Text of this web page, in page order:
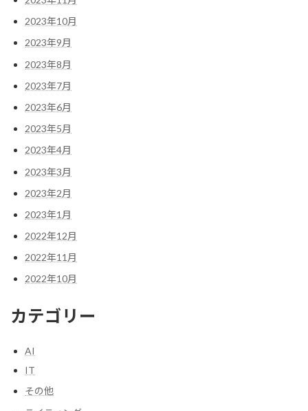
2023年10月
2023年9月
2023年8月
2023年7月
2023年6月
2023年5月
2023年4月
2023年3月
2023年2月
2023年1月
2022年12月
2022年11月
2022年10月
カテゴリー
AI
IT
その他